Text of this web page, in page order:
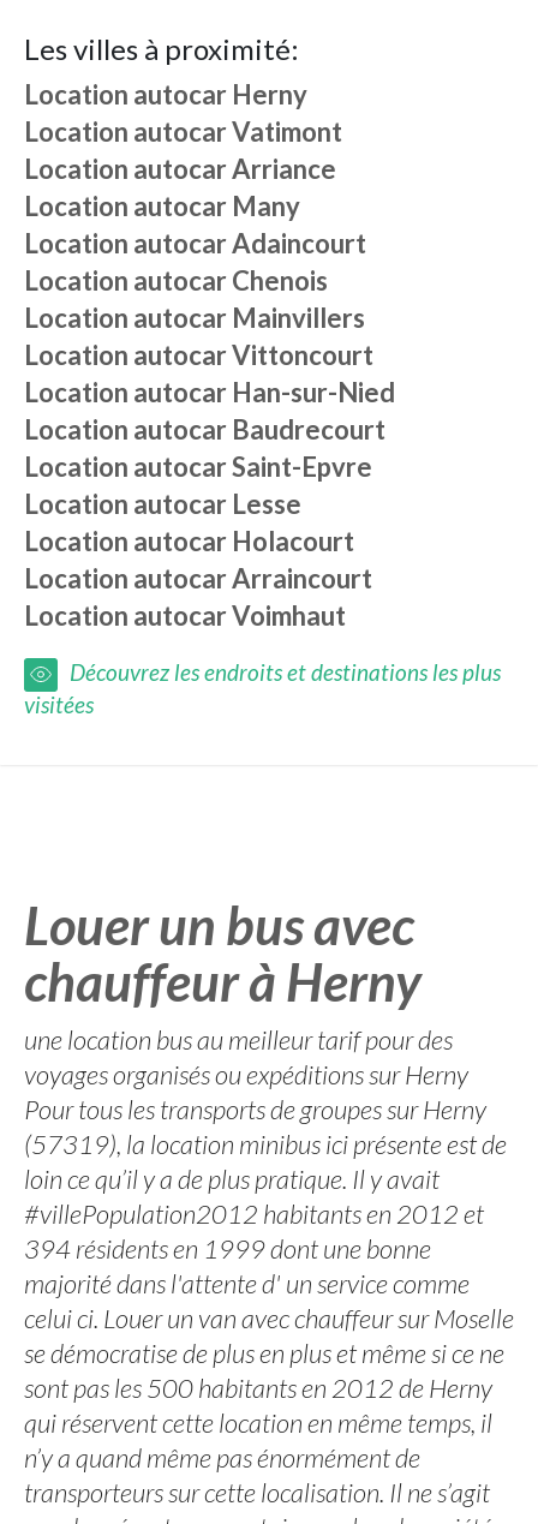
Les villes à proximité:
Location autocar Herny
Location autocarVatimont
Location autocarArriance
Location autocar Many
Location autocarAdaincourt
Location autocarChenois
Location autocar Mainvillers
Location autocarVittoncourt
Location autocar Han-sur-Nied
Location autocar Baudrecourt
Location autocarSaint-Epvre
Location autocar Lesse
Location autocar Holacourt
Location autocarArraincourt
Location autocarVoimhaut
Découvrez les endroits et destinations les plus
visitées
Louer un bus avec
chauffeur à Herny
une location bus au meilleur tarif pour des
voyages organisés ou expéditions sur Herny
Pour tous les transports de groupes sur Herny
(57319), la location minibus ici présente est de
loin ce qu’il y a de plus pratique. Il y avait
#villePopulation2012 habitants en 2012 et
394 résidents en 1999 dont une bonne
majorité dans l'attente d' un service comme
celui ci. Louer un van avec chauffeur sur Moselle
se démocratise de plus en plus et même si ce ne
sont pas les 500 habitants en 2012 de Herny
qui réservent cette location en même temps, il
n’y a quand même pas énormément de
transporteurs sur cette localisation. Il ne s’agit